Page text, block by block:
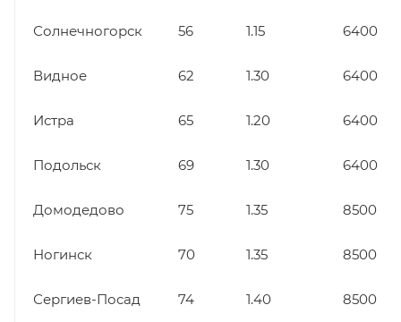
Солнечногорск 56 1.15 6400
Видное 62 1.30 6400
Истра 65 1.20 6400
Подольск 69 1.30 6400
Домодедово 75 1.35 8500
Ногинск 70 1.35 8500
Сергиев-Посад 74 1.40 8500